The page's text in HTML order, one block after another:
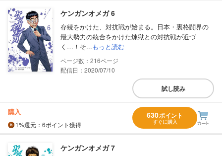
ケンガンオメガ 6
存続をかけた、対抗戦が始まる。日本・裏格闘界の
最大勢力の統合をかけた煉獄との対抗戦が近づ
く…！そ...もっと読む
216
配信日：2020/07/10
試し読み
購入
1%還元 ：6ポイント獲得
630ポイント
すぐに購入
ケンガンオメガ 7